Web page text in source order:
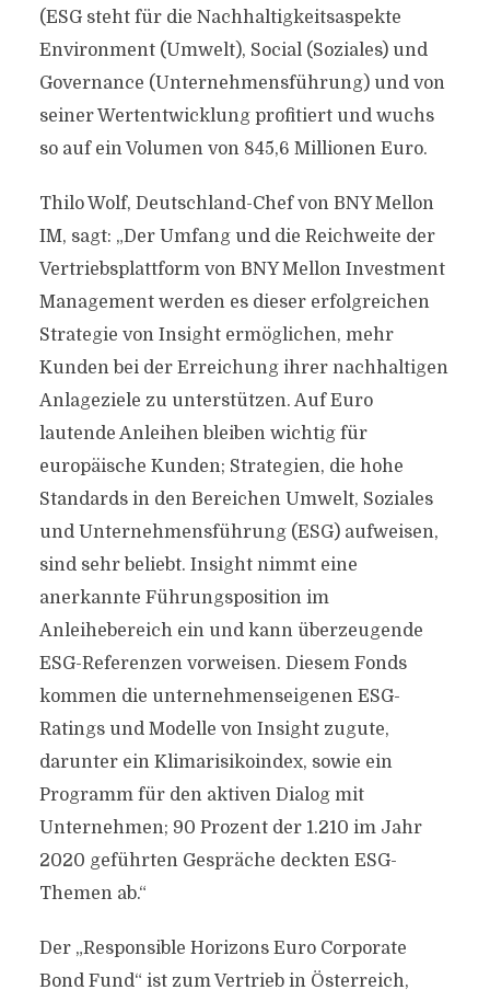
(ESG steht für die Nachhaltigkeitsaspekte
Environment (Umwelt), Social (Soziales) und
Governance (Unternehmensführung) und von
seiner Wertentwicklung profitiert und wuchs
so auf ein Volumen von 845,6 Millionen Euro.
Thilo Wolf, Deutschland-Chef von BNY Mellon
IM, sagt: „Der Umfang und die Reichweite der
Vertriebsplattform von BNY Mellon Investment
Management werden es dieser erfolgreichen
Strategie von Insight ermöglichen, mehr
Kunden bei der Erreichung ihrer nachhaltigen
Anlageziele zu unterstützen. Auf Euro
lautende Anleihen bleiben wichtig für
europäische Kunden; Strategien, die hohe
Standards in den Bereichen Umwelt, Soziales
und Unternehmensführung (ESG) aufweisen,
sind sehr beliebt. Insight nimmt eine
anerkannte Führungsposition im
Anleihebereich ein und kann überzeugende
ESG-Referenzen vorweisen. Diesem Fonds
kommen die unternehmenseigenen ESG-
Ratings und Modelle von Insight zugute,
darunter ein Klimarisikoindex, sowie ein
Programm für den aktiven Dialog mit
Unternehmen; 90 Prozent der 1.210 im Jahr
2020 geführten Gespräche deckten ESG-
Themen ab.“
Der „Responsible Horizons Euro Corporate
Bond Fund“ ist zum Vertrieb in Österreich,